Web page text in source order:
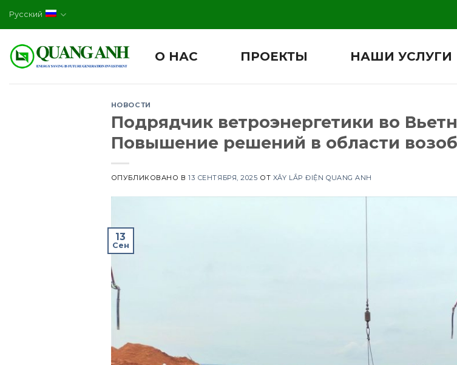
Русский
О НАС ПРОЕКТЫ НАШИ УСЛУГИ
НОВОСТИ
Подрядчик ветроэнергетики во
Повышение решений в области
ОПУБЛИКОВАНО В13 СЕНТЯБРЯ, 2025 ОТ XÂY LẮP ĐIỆN QUANG ANH
13
Сен